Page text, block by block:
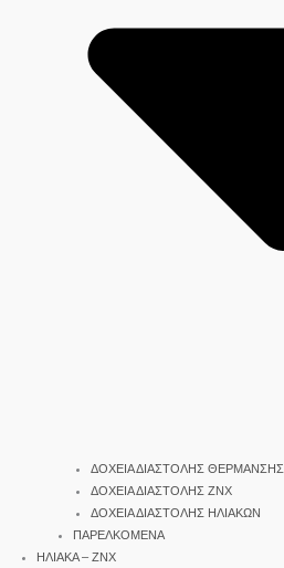
ΔΟΧΕΙΑ ΔΙΑΣΤΟΛΗΣ ΘΕΡΜΑΝΣΗΣ
ΔΟΧΕΙΑ ΔΙΑΣΤΟΛΗΣ ΖΝΧ
ΔΟΧΕΙΑ ΔΙΑΣΤΟΛΗΣ ΗΛΙΑΚΩΝ
ΠΑΡΕΛΚΟΜΕΝΑ
ΗΛΙΑΚΑ – ΖΝΧ